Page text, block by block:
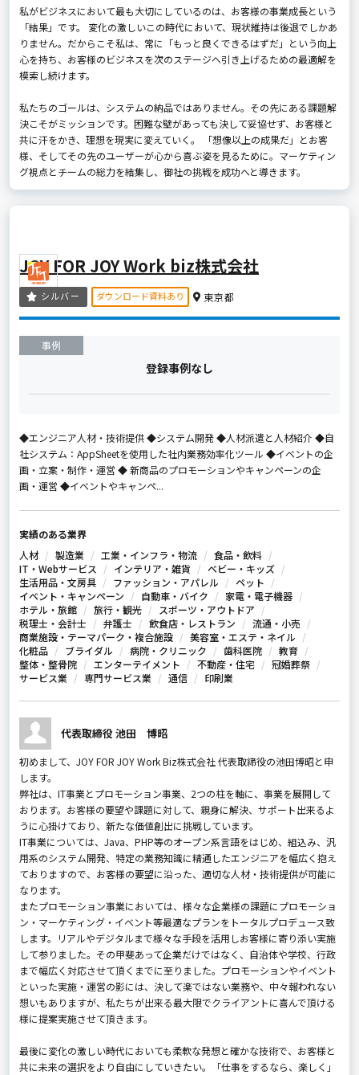
私がビジネスにおいて最も大切にしているのは、お客様の事業成長という
「結果」です。 変化の激しいこの時代において、現状維持は後退でしかあ
りません。だからこそ私は、常に「もっと良くできるはずだ」という向上
心を持ち、お客様のビジネスを次のステージへ引き上げるための最適解を
模索し続けます。
私たちのゴールは、システムの納品ではありません。その先にある課題解
決こそがミッションです。困難な壁があっても決して妥協せず、お客様と
共に汗をかき、理想を現実に変えていく。 「想像以上の成果だ」とお客
様、そしてその先のユーザーが心から喜ぶ姿を見るために。マーケティン
グ視点とチームの総力を結集し、御社の挑戦を成功へと導きます。
JOY FOR JOY Work biz株式会社
シルバー ダウンロード資料あり 東京都
事例
登録事例なし
◆エンジニア人材・技術提供 ◆システム開発 ◆人材派遣と人材紹介 ◆自
社システム：AppSheetを使用した社内業務効率化ツール ◆イベントの企
画・立案・制作・運営 ◆ 新商品のプロモーションやキャンペーンの企
画・運営 ◆イベントやキャンペ...
実績のある業界
人材
製造業 工業・インフラ・物流
食品・飲料
IT・Webサービス
インテリア・雑貨
ベビー・キッズ
生活用品・文房具
ファッション・アパレル
ペット
イベント・キャンペーン
自動車・バイク
家電・電子機器
ホテル・旅館
旅行・観光
スポーツ・アウトドア
税理士・会計士
弁護士 飲食店・レストラン
流通・小売
商業施設・テーマパーク・複合施設
美容室・エステ・ネイル
化粧品
ブライダル 病院・クリニック 歯科医院
教育
整体・整骨院
エンターテイメント 不動産・住宅
冠婚葬祭
サービス業
専門サービス業 通信 印刷業
代表取締役 池田 博昭
初めまして、JOY FOR JOY Work Biz株式会社 代表取締役の池田博昭と申
します。
弊社は、IT事業とプロモーション事業、2つの柱を軸に、事業を展開して
おります。お客様の要望や課題に対して、親身に解決、サポート出来るよ
うに心掛けており、新たな価値創出に挑戦しています。
IT事業については、Java、PHP等のオープン系言語をはじめ、組込み、汎
用系のシステム開発、特定の業務知識に精通したエンジニアを幅広く抱え
ておりますので、お客様の要望に沿った、適切な人材・技術提供が可能に
なります。
またプロモーション事業においては、様々な企業様の課題にプロモーショ
ン・マーケティング・イベント等最適なプランをトータルプロデュース致
します。リアルやデジタルまで様々な手段を活用しお客様に寄り添い実施
して参りました。その甲斐あって企業だけではなく、自治体や学校、行政
まで幅広く対応させて頂くまでに至りました。プロモーションやイベント
といった実施・運営の影には、決して楽ではない業務や、中々報われない
想いもありますが、私たちが出来る最大限でクライアントに喜んで頂ける
様に提案実施させて頂きます。
最後に変化の激しい時代においても柔軟な発想と確かな技術で、お客様と
共に未来の選択をより自由にしていきたい。「仕事をするなら、楽しく」